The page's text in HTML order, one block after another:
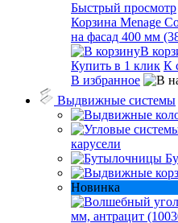
Быстрый просмотр
Корзина Menage
на фасад 400 мм
В
Купить в 1 клик К
В избранное
Выдвижные системы
карусели
Новинка